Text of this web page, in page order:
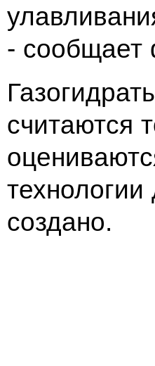
- сообщает
считаются
создано.